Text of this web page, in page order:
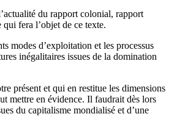
du rapport colonial, rapport
fera l’objet de ce texte.
modes d’exploitation et les processus
inégalitaires issues de la domination
présent et qui en restitue les dimensions
mettre en évidence. Il faudrait dès lors
du capitalisme mondialisé et d’une